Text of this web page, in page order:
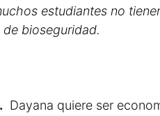
estudiantes no
bioseguridad.
Dayana quiere ser